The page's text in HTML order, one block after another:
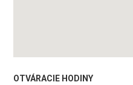
OTVÁRACIE HODINY